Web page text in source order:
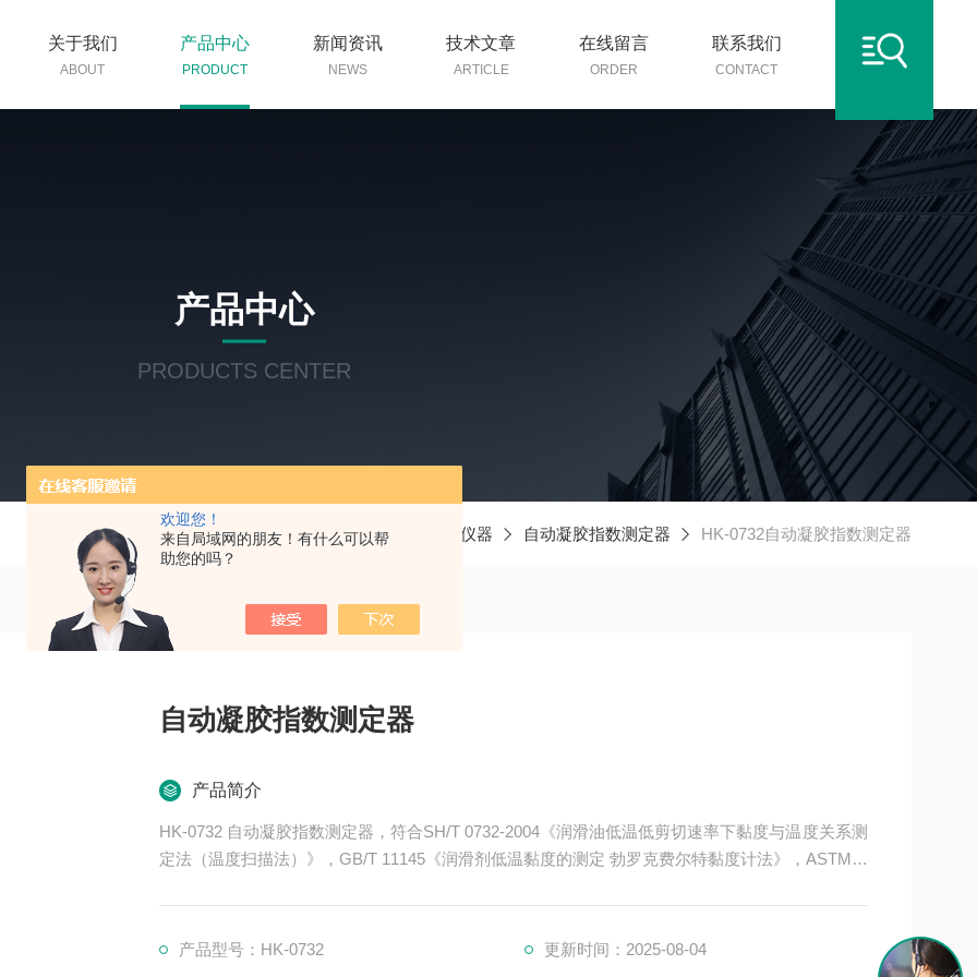
欢迎您！
来自局域网的朋友！有什么可以帮
助您的吗？
关于我们
ABOUT
产品中心
PRODUCT
新闻资讯
NEWS
技术文章
ARTICLE
在线留言
ORDER
联系我们
CONTACT
产品中心
PRODUCTS CENTER
当前位置：首页 产品中心 油品分析仪器 自动凝胶指数测定器 HK-0732自动凝胶指数测定器
自动凝胶指数测定器
产品简介
HK-0732 自动凝胶指数测定器，符合SH/T 0732-2004《润滑油低温低剪切速率下黏度与温度关系测
定法（温度扫描法）》，GB/T 11145《润滑剂低温黏度的测定 勃罗克费尔特黏度计法》，ASTM D
产品型号：HK-0732
更新时间：2025-08-04